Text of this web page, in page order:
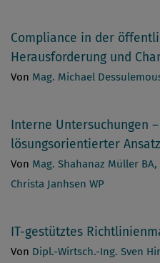
Compliance in der
Herausforderung und
Von Mag. Michael
Interne Untersuchungen
lösungsorientierter
Von Mag. Shahanaz Müller BA,
Christa Janhsen WP
IT-gestütztes
Von Dipl.-Wirtsch.-Ing. Sven